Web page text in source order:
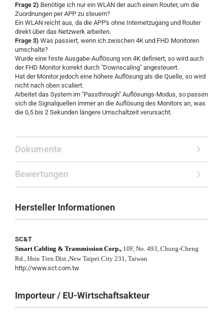
Frage 2) Benötige ich nur ein WLAN der auch einen Router, um die
Zuordnungen per APP zu steuern?
Ein WLAN reicht aus, da die APP's ohne Internetzugang und Router
direkt über das Netzwerk arbeiten.
Frage 3) Was passiert, wenn ich zwischen 4K und FHD Monitoren
umschalte?
Wurde eine feste Ausgabe-Auflösung von 4K definiert, so wird auch
der FHD Monitor korrekt durch "Downscaling" angesteuert.
Hat der Monitor jedoch eine höhere Auflösung als die Quelle, so wird
nicht nach oben scaliert.
Arbeitet das System im "Passthrough" Auflösungs-Modus, so passen
sich die Signalquellen immer an die Auflösung des Monitors an, was
die 0,5 bis 2 Sekunden längere Umschaltzeit verursacht.
Dokumente
Bewertungen
Hersteller Informationen
SC&T
Smart Cabling & Transmission Corp., 10F, No. 493, Chung-Cheng
Rd., Hsin Tien Dist.,New Taipei City 231, Taiwan
http://www.sct.com.tw
Importeur / EU-Wirtschaftsakteur